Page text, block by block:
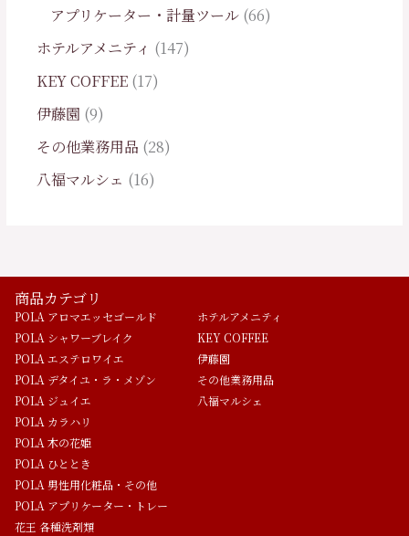
アプリケーター・計量ツール 66
ホテルアメニティ
147
KEY COFFEE 17
伊藤園 9
その他業務用品 28
八福マルシェ
16
商品カテゴリ
POLA アロマエッセゴールド
POLA シャワーブレイク
POLA エステロワイエ
POLA デタイユ・ラ・メゾン
POLA ジュイエ
POLA カラハリ
POLA 木の花姫
POLA ひととき
POLA 男性用化粧品・その他
POLA アプリケーター・トレー
花王 各種洗剤類
ホテルアメニティ
KEY COFFEE
伊藤園
その他業務用品
八福マルシェ